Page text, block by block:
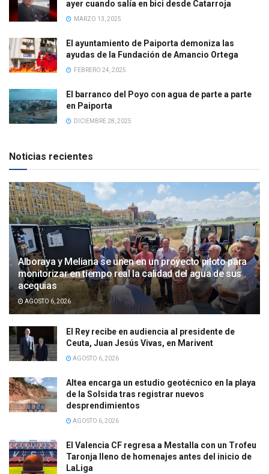
ayer cuando salía en bici desde Catarroja
MARZO 13, 2025
El ayuntamiento de Paiporta demoniza las
ayudas de la Fundación de Amancio Ortega
FEBRERO 24, 2025
El barranco del Poyo con agua de parte a parte
en Paiporta
DICIEMBRE 28, 2025
Noticias recientes
Alboraya y Meliana se unen en un proyecto piloto para
monitorizar en tiempo real la calidad del agua de sus
acequias
AGOSTO 6, 2026
El Rey recibe en audiencia al presidente de
Ceuta, Juan Jesús Vivas, en Marivent
AGOSTO 6, 2026
Altea encarga un estudio geotécnico en la playa
de la Solsida tras registrar nuevos
desprendimientos
AGOSTO 6, 2026
El Valencia CF regresa a Mestalla con un Trofeu
Taronja lleno de homenajes antes del inicio de
LaLiga